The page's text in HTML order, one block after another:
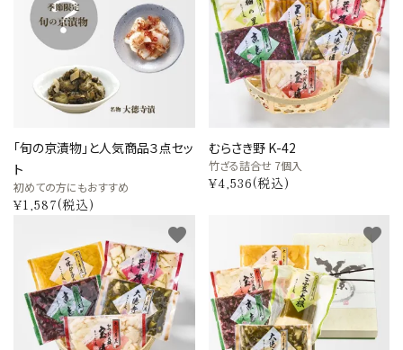
「旬の京漬物」と人気商品３点セッ
ト
初めての方にもおすすめ
¥1,587(税込)
むらさき野 K-42
竹ざる詰合せ 7個入
¥4,536(税込)
favorite favorite